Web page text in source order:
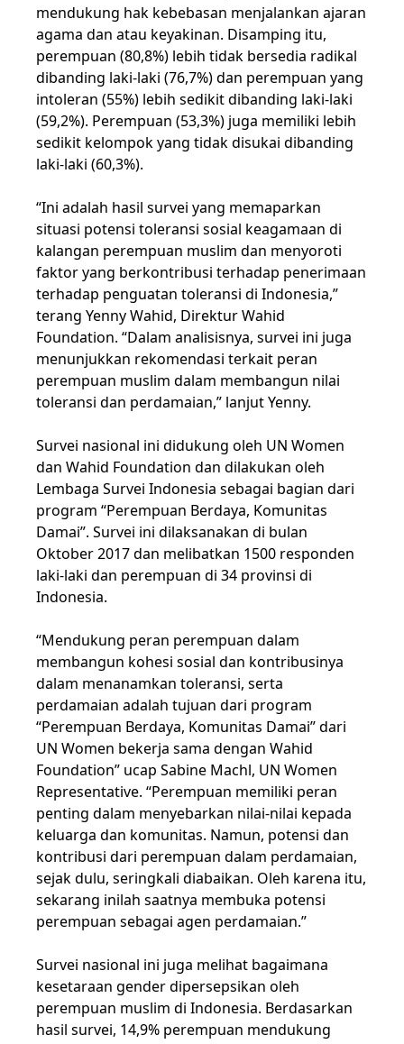
mendukung hak kebebasan menjalankan ajaran
agama dan atau keyakinan. Disamping itu,
perempuan (80,8%) lebih tidak bersedia radikal
dibanding laki-laki (76,7%) dan perempuan yang
intoleran (55%) lebih sedikit dibanding laki-laki
(59,2%). Perempuan (53,3%) juga memiliki lebih
sedikit kelompok yang tidak disukai dibanding
laki-laki (60,3%).
“Ini adalah hasil survei yang memaparkan
situasi potensi toleransi sosial keagamaan di
kalangan perempuan muslim dan menyoroti
faktor yang berkontribusi terhadap penerimaan
terhadap penguatan toleransi di Indonesia,”
terang Yenny Wahid, Direktur Wahid
Foundation. “Dalam analisisnya, survei ini juga
menunjukkan rekomendasi terkait peran
perempuan muslim dalam membangun nilai
toleransi dan perdamaian,” lanjut Yenny.
Survei nasional ini didukung oleh UN Women
dan Wahid Foundation dan dilakukan oleh
Lembaga Survei Indonesia sebagai bagian dari
program “Perempuan Berdaya, Komunitas
Damai”. Survei ini dilaksanakan di bulan
Oktober 2017 dan melibatkan 1500 responden
laki-laki dan perempuan di 34 provinsi di
Indonesia.
“Mendukung peran perempuan dalam
membangun kohesi sosial dan kontribusinya
dalam menanamkan toleransi, serta
perdamaian adalah tujuan dari program
“Perempuan Berdaya, Komunitas Damai” dari
UN Women bekerja sama dengan Wahid
Foundation” ucap Sabine Machl, UN Women
Representative. “Perempuan memiliki peran
penting dalam menyebarkan nilai-nilai kepada
keluarga dan komunitas. Namun, potensi dan
kontribusi dari perempuan dalam perdamaian,
sejak dulu, seringkali diabaikan. Oleh karena itu,
sekarang inilah saatnya membuka potensi
perempuan sebagai agen perdamaian.”
Survei nasional ini juga melihat bagaimana
kesetaraan gender dipersepsikan oleh
perempuan muslim di Indonesia. Berdasarkan
hasil survei, 14,9% perempuan mendukung